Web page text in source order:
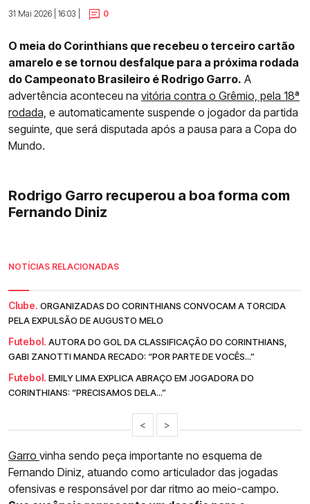
31 Mai 2026 | 16:03 |
0
O meia do Corinthians que recebeu o terceiro cartão
amarelo e se tornou desfalque para a próxima rodada
do Campeonato Brasileiro é Rodrigo Garro. A
advertência aconteceu na vitória contra o Grêmio, pela 18ª
rodada, e automaticamente suspende o jogador da partida
seguinte, que será disputada após a pausa para a Copa do
Mundo.
Rodrigo Garro recuperou a boa forma com
Fernando Diniz
NOTÍCIAS RELACIONADAS
Clube. ORGANIZADAS DO CORINTHIANS CONVOCAM A TORCIDA
PELA EXPULSÃO DE AUGUSTO MELO
Futebol. AUTORA DO GOL DA CLASSIFICAÇÃO DO CORINTHIANS,
GABI ZANOTTI MANDA RECADO: “POR PARTE DE VOCÊS...”
Futebol. EMILY LIMA EXPLICA ABRAÇO EM JOGADORA DO
CORINTHIANS: “PRECISAMOS DELA...”
< >
Garro vinha sendo peça importante no esquema de
Fernando Diniz, atuando como articulador das jogadas
ofensivas e responsável por dar ritmo ao meio-campo.